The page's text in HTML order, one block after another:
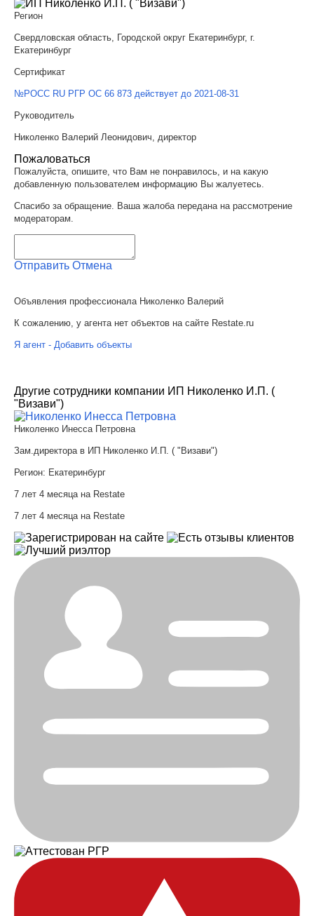
Регион
Свердловская область, Городской округ Екатеринбург, г.
Екатеринбург
Сертификат
№РОСС RU РГР ОС 66 873 действует до 2021-08-31
Руководитель
Николенко Валерий Леонидович, директор
Пожаловаться
Пожалуйста, опишите, что Вам не понравилось, и на какую
добавленную пользователем информацию Вы жалуетесь.
Спасибо за обращение. Ваша жалоба передана на рассмотрение
модераторам.
Отправить Отмена
Объявления профессионала Николенко Валерий
К сожалению, у агента нет объектов на сайте Restate.ru
Я агент - Добавить объекты
Другие сотрудники компании ИП Николенко И.П. (
"Визави")
Николенко Инесса Петровна
Зам.директора в ИП Николенко И.П. ( "Визави")
Регион: Екатеринбург
7 лет 4 месяца на Restate
7 лет 4 месяца на Restate